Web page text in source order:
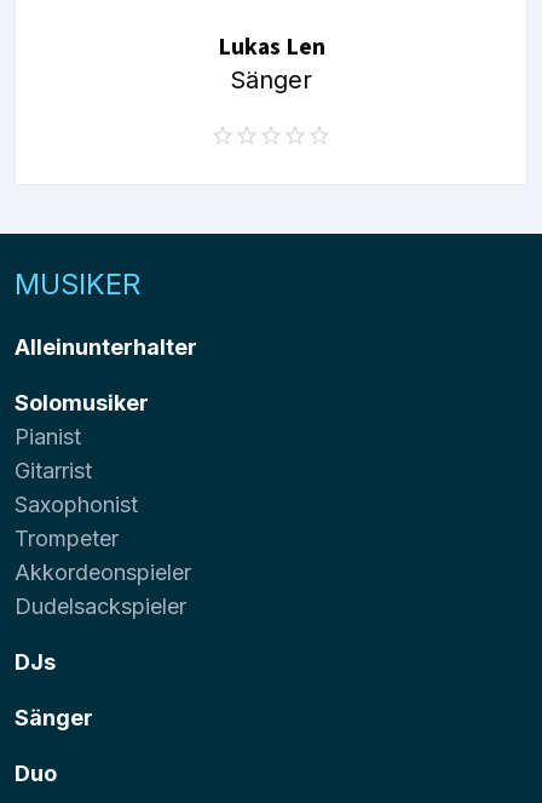
Lukas Len
Sänger
MUSIKER
Alleinunterhalter
Solomusiker
Pianist
Gitarrist
Saxophonist
Trompeter
Akkordeonspieler
Dudelsackspieler
DJs
Sänger
Duo